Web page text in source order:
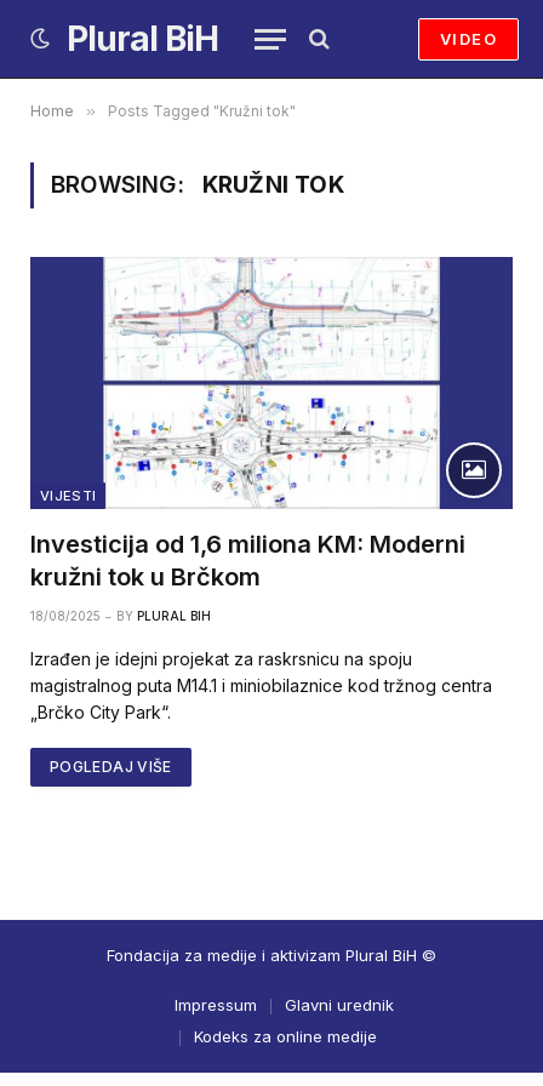
Plural BiH VIDEO
Home » Posts Tagged "Kružni tok"
BROWSING: KRUŽNI TOK
VIJESTI
Investicija od 1,6 miliona KM: Moderni
kružni tok u Brčkom
18/08/2025 BY PLURAL BIH
Izrađen je idejni projekat za raskrsnicu na spoju
magistralnog puta M14.1 i miniobilaznice kod tržnog centra
„Brčko City Park“.
POGLEDAJ VIŠE
Fondacija za medije i aktivizam Plural BiH ©
Impressum
Glavni urednik
Kodeks za online medije